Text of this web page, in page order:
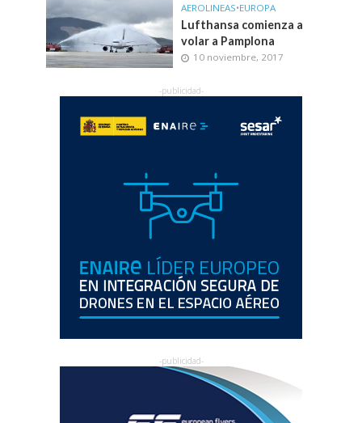
AEROLINEAS•EUROPA
Lufthansa comienza a
volar a Pamplona
10 noviembre, 2017